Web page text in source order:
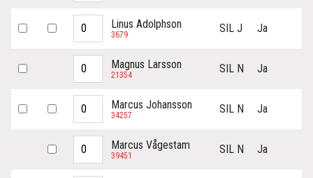
Linus Adolphson
3679 SIL J Ja
Magnus Larsson
21354 SIL N Ja
Marcus Johansson
34257 SIL N Ja
Marcus Vågestam
39451 SIL N Ja